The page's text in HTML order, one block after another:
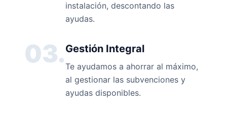
instalación, descontando las
ayudas.
03.Gestión Integral
Te ayudamos a ahorrar al máximo,
al gestionar las subvenciones y
ayudas disponibles.